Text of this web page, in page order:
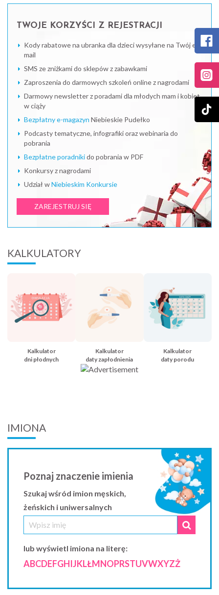
TWOJE KORZYŚCI Z REJESTRACJI
Kody rabatowe na ubranka dla dzieci wysyłane na Twój e-
mail
SMS ze zniżkami do sklepów z zabawkami
Zaproszenia do darmowych szkoleń online z nagrodami
Darmowy newsletter z poradami dla młodych mam i kobiet
w ciąży
Bezpłatny e-magazyn Niebieskie Pudełko
Podcasty tematyczne, infografiki oraz webinaria do
pobrania
Bezpłatne poradnikido pobrania w PDF
Konkursy z nagrodami
Udział wNiebieskim Konkursie
ZAREJESTRUJ SIĘ
KALKULATORY
Kalkulator
dni płodnych
Kalkulator
daty zapłodnienia
Kalkulator
daty porodu
IMIONA
Poznaj znaczenie imienia
Szukaj wśród imion męskich,
żeńskich i uniwersalnych
lub wyświetl imiona na literę:
ABCDEFGHIJKLŁMNOPRSTUVWXYZŻ